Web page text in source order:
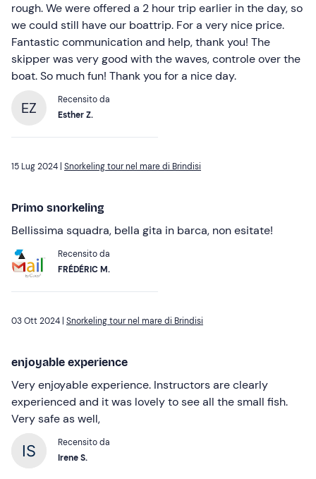
rough. We were offered a 2 hour trip earlier in the day, so
we could still have our boattrip. For a very nice price.
Fantastic communication and help, thank you! The
skipper was very good with the waves, controle over the
boat. So much fun! Thank you for a nice day.
EZ
Recensito da
Esther Z.
15 Lug 2024 | Snorkeling tour nel mare di Brindisi
Primo snorkeling
Bellissima squadra, bella gita in barca, non esitate!
Recensito da
FRÉDÉRIC M.
03 Ott 2024 | Snorkeling tour nel mare di Brindisi
enjoyable experience
Very enjoyable experience. Instructors are clearly
experienced and it was lovely to see all the small fish.
Very safe as well,
Recensito da
Irene S.